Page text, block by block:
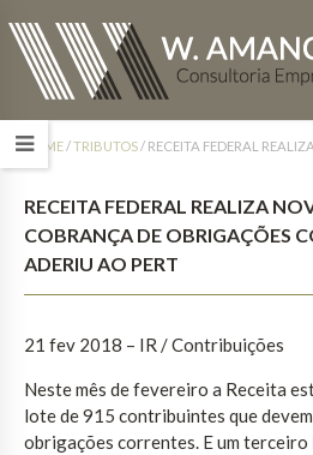
HOME/TRIBUTOS/ RECEITA FEDERAL
RECEITA FEDERAL REALIZA
COBRANÇA DE OBRIGAÇÕES
ADERIU AO PERT
21 fev 2018 – IR / Contribuições
Neste mês de fevereiro a Receita
lote de 915 contribuintes que
obrigações correntes. E um